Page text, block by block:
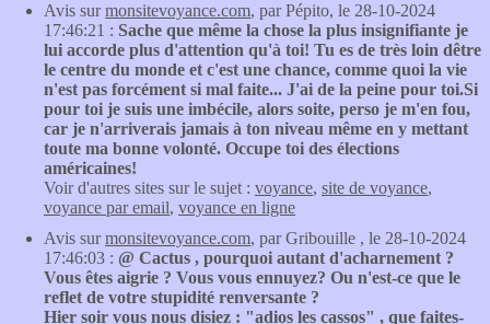
Avis surmonsitevoyance.com, par Pépito, le 28-10-2024
17:46:21 : Sache que même la chose la plus insignifiante je
lui accorde plus d'attention qu'à toi! Tu es de très loin dêtre
le centre du monde et c'est une chance, comme quoi la vie
n'est pas forcément si mal faite... J'ai de la peine pour toi.Si
pour toi je suis une imbécile, alors soite, perso je m'en fou,
car je n'arriverais jamais à ton niveau même en y mettant
toute ma bonne volonté. Occupe toi des élections
américaines!
Voir d'autres sites sur le sujet : voyance, site de voyance,
voyance par email, voyance en ligne
Avis surmonsitevoyance.com, par Gribouille , le 28-10-2024
17:46:03 : @ Cactus , pourquoi autant d'acharnement ?
Vous êtes aigrie ? Vous vous ennuyez? Ou n'est-ce que le
reflet de votre stupidité renversante ?
Hier soir vous nous disiez : "adios les cassos" , que faites-